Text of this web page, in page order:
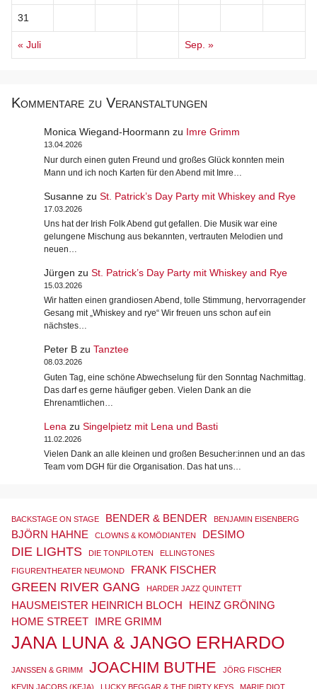
31
« Juli Sep. »
Kommentare zu Veranstaltungen
Monica Wiegand-Hoormann zu Imre Grimm
13.04.2026
Nur durch einen guten Freund und großes Glück konnten mein
Mann und ich noch Karten für den Abend mit Imre…
Susannezu St. Patrick’s Day Party mit Whiskey and Rye
17.03.2026
Uns hat der Irish Folk Abend gut gefallen. Die Musik war eine
gelungene Mischung aus bekannten, vertrauten Melodien und
neuen…
Jürgen zu St. Patrick’s Day Party mit Whiskey and Rye
15.03.2026
Wir hatten einen grandiosen Abend, tolle Stimmung, hervorragender
Gesang mit „Whiskey and rye“ Wir freuen uns schon auf ein
nächstes…
Peter Bzu Tanztee
08.03.2026
Guten Tag, eine schöne Abwechselung für den Sonntag Nachmittag.
Das darf es gerne häufiger geben. Vielen Dank an die
Ehrenamtlichen…
Lena zu Singelpietz mit Lena und Basti
11.02.2026
Vielen Dank an alle kleinen und großen Besucher:innen und an das
Team vom DGH für die Organisation. Das hat uns…
BACKSTAGE ON STAGE BENDER & BENDER BENJAMIN EISENBERG
BJÖRN HAHNE CLOWNS & KOMÖDIANTEN DESIMO
DIE LIGHTS DIE TONPILOTEN ELLINGTONES
FIGURENTHEATER NEUMOND FRANK FISCHER
GREEN RIVER GANG HARDER JAZZ QUINTETT
HAUSMEISTER HEINRICH BLOCH
HEINZ GRÖNING
HOME STREET IMRE GRIMM
JANA LUNA & JANGO ERHARDO
JANSSEN & GRIMM JOACHIM BUTHE
JÖRG FISCHER
KEVIN JACOBS (KEJA)
LUCKY BEGGAR & THE DIRTY KEYS MARIE DIOT